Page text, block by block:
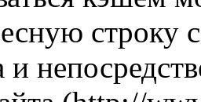
строку